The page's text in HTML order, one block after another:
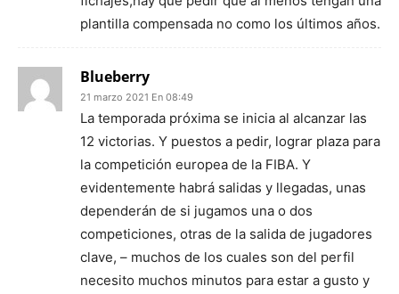
plantilla compensada no como los últimos años.
Blueberry
21 marzo 2021 En 08:49
La temporada próxima se inicia al alcanzar las
12 victorias. Y puestos a pedir, lograr plaza para
la competición europea de la FIBA. Y
evidentemente habrá salidas y llegadas, unas
dependerán de si jugamos una o dos
competiciones, otras de la salida de jugadores
clave, – muchos de los cuales son del perfil
necesito muchos minutos para estar a gusto y